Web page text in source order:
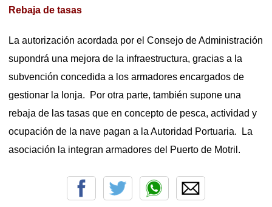
Rebaja de tasas
La autorización acordada por el Consejo de Administración
supondrá una mejora de la infraestructura, gracias a la
subvención concedida a los armadores encargados de
gestionar la lonja. Por otra parte, también supone una
rebaja de las tasas que en concepto de pesca, actividad y
ocupación de la nave pagan a la Autoridad Portuaria. La
asociación la integran armadores del Puerto de Motril.